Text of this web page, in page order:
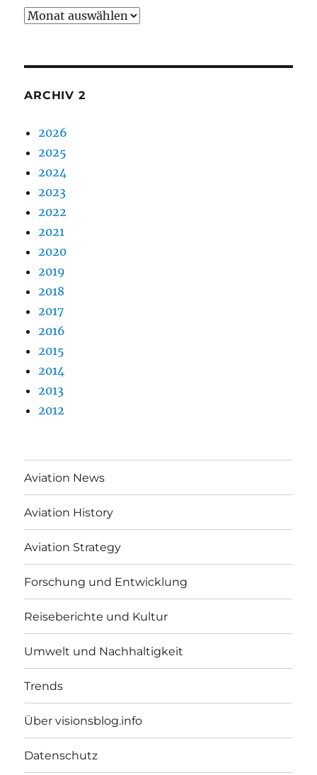
Archiv
ARCHIV 2
2026
2025
2024
2023
2022
2021
2020
2019
2018
2017
2016
2015
2014
2013
2012
Aviation News
Aviation History
Aviation Strategy
Forschung und Entwicklung
Reiseberichte und Kultur
Umwelt und Nachhaltigkeit
Trends
Über visionsblog.info
Datenschutz